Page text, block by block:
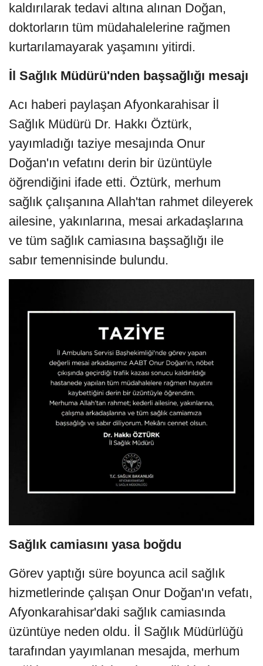
kaldırılarak tedavi altına alınan Doğan,
doktorların tüm müdahalelerine rağmen
kurtarılamayarak yaşamını yitirdi.
İl Sağlık Müdürü'nden başsağlığı mesajı
Acı haberi paylaşan Afyonkarahisar İl
Sağlık Müdürü Dr. Hakkı Öztürk,
yayımladığı taziye mesajında Onur
Doğan'ın vefatını derin bir üzüntüyle
öğrendiğini ifade etti. Öztürk, merhum
sağlık çalışanına Allah'tan rahmet dileyerek
ailesine, yakınlarına, mesai arkadaşlarına
ve tüm sağlık camiasına başsağlığı ile
sabır temennisinde bulundu.
Sağlık camiasını yasa boğdu
Görev yaptığı süre boyunca acil sağlık
hizmetlerinde çalışan Onur Doğan'ın vefatı,
Afyonkarahisar'daki sağlık camiasında
üzüntüye neden oldu. İl Sağlık Müdürlüğü
tarafından yayımlanan mesajda, merhum